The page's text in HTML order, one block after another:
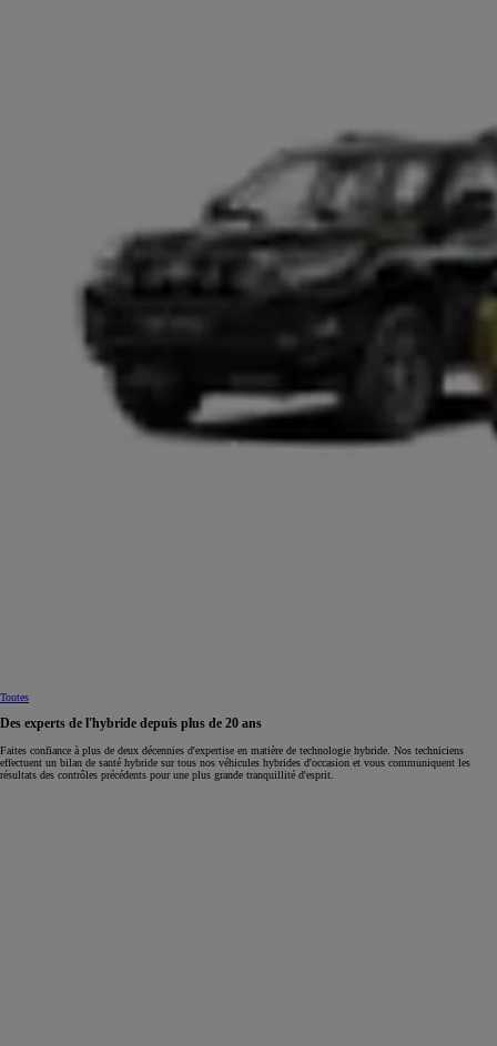
Toutes
Des experts de l'hybride depuis plus de 20 ans
Faites confiance à plus de deux décennies d'expertise en matière de technologie hybride. Nos techniciens
effectuent un bilan de santé hybride sur tous nos véhicules hybrides d'occasion et vous communiquent les
résultats des contrôles précédents pour une plus grande tranquillité d'esprit.